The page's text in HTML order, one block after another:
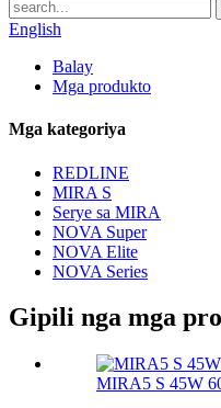
English
Balay
Mga produkto
Mga kategoriya
REDLINE
MIRA S
Serye sa MIRA
NOVA Super
NOVA Elite
NOVA Series
Gipili nga mga
MIRA5 S 45W